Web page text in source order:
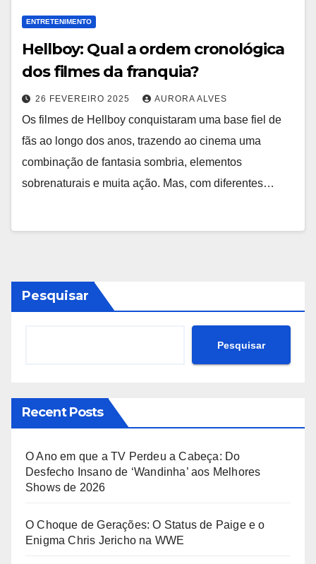
ENTRETENIMENTO
Hellboy: Qual a ordem cronológica
dos filmes da franquia?
26 FEVEREIRO 2025 AURORA ALVES
Os filmes de Hellboy conquistaram uma base fiel de
fãs ao longo dos anos, trazendo ao cinema uma
combinação de fantasia sombria, elementos
sobrenaturais e muita ação. Mas, com diferentes…
Pesquisar
Pesquisar
Recent Posts
O Ano em que a TV Perdeu a Cabeça: Do
Desfecho Insano de ‘Wandinha’ aos Melhores
Shows de 2026
O Choque de Gerações: O Status de Paige e o
Enigma Chris Jericho na WWE